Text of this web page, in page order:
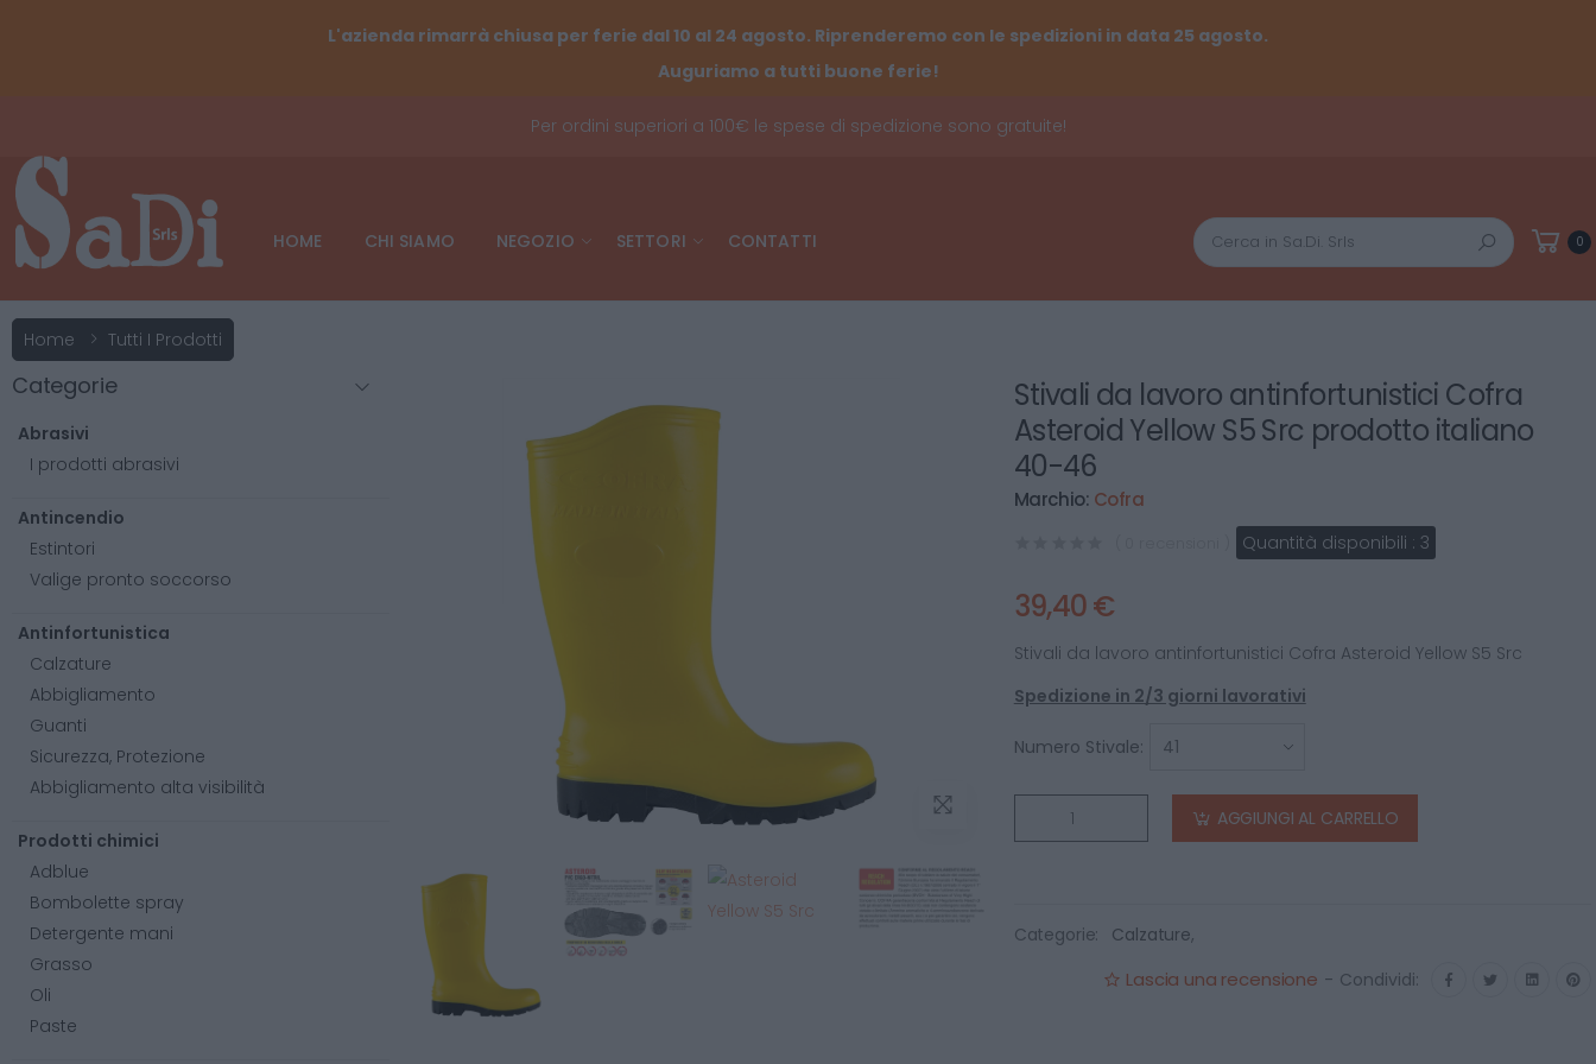
L'azienda rimarrà chiusa per ferie dal 10 al 24 agosto. Riprenderemo con le spedizioni in data 25 agosto.
Auguriamo a tutti buone ferie!
Per ordini superiori a 100€ le spese di spedizione sono gratuite!
HOME CHI SIAMO NEGOZIO SETTORI CONTATTI
Cerca
0
Home Tutti I Prodotti
Stivali da lavoro antinfortunistici Cofra
Asteroid Yellow S5 Src prodotto italiano
40-46
Marchio: Cofra
Quantità disponibili : 3
39,40 €
Stivali da lavoro antinfortunistici Cofra Asteroid Yellow S5 Src
Spedizione in 2/3 giorni lavorativi
Numero Stivale:
AGGIUNGI AL CARRELLO
Categorie: Calzature,
Lascia una recensione - Condividi:
Categorie
Abrasivi
I prodotti abrasivi
Antincendio
Estintori
Valige pronto soccorso
Antinfortunistica
Calzature
Abbigliamento
Guanti
Sicurezza, Protezione
Abbigliamento alta visibilità
Prodotti chimici
Adblue
Bombolette spray
Detergente mani
Grasso
Oli
Paste